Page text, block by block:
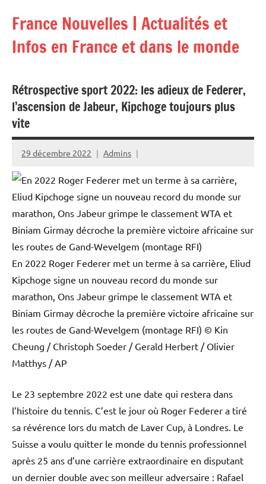
contenu
France Nouvelles | Actualités et
Infos en France et dans le monde
Rétrospective sport 2022: les adieux de Federer,
l’ascension de Jabeur, Kipchoge toujours plus
vite
29 décembre 2022 Admins
En 2022 Roger Federer met un terme à sa carrière, Eliud
Kipchoge signe un nouveau record du monde sur
marathon, Ons Jabeur grimpe le classement WTA et
Biniam Girmay décroche la première victoire africaine sur
les routes de Gand-Wevelgem (montage RFI) © Kin
Cheung / Christoph Soeder / Gerald Herbert / Olivier
Matthys / AP
Le 23 septembre 2022 est une date qui restera dans
l’histoire du tennis. C’est le jour où Roger Federer a tiré
sa révérence lors du match de Laver Cup, à Londres. Le
Suisse a voulu quitter le monde du tennis professionnel
après 25 ans d’une carrière extraordinaire en disputant
un dernier double avec son meilleur adversaire : Rafael